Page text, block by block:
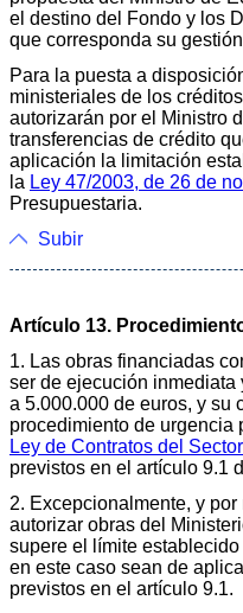
el destino del Fondo y los
que corresponda su
Para la puesta a
ministeriales de los
autorizarán por el Ministro
transferencias de crédito
aplicación la limitación
la Ley 47/2003, de 26 de
Presupuestaria.
Subir
Artículo 13.
1. Las obras financiadas
ser de ejecución inmediata
a 5.000.000 de euros, y su
procedimiento de urgencia
Ley de Contratos del
previstos en el artículo 9.1
2. Excepcionalmente, y
autorizar obras del
supere el límite
en este caso sean de
previstos en el artículo 9.1.